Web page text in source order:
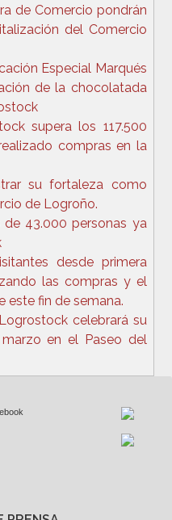
de Comercio pondrán
del Comercio
Especial Marqués
de la chocolatada
supera los 117.500
compras en la
su fortaleza como
de Logroño.
43.000 personas ya
desde primera
las compras y el
este fin de semana.
celebrará su
en el Paseo del